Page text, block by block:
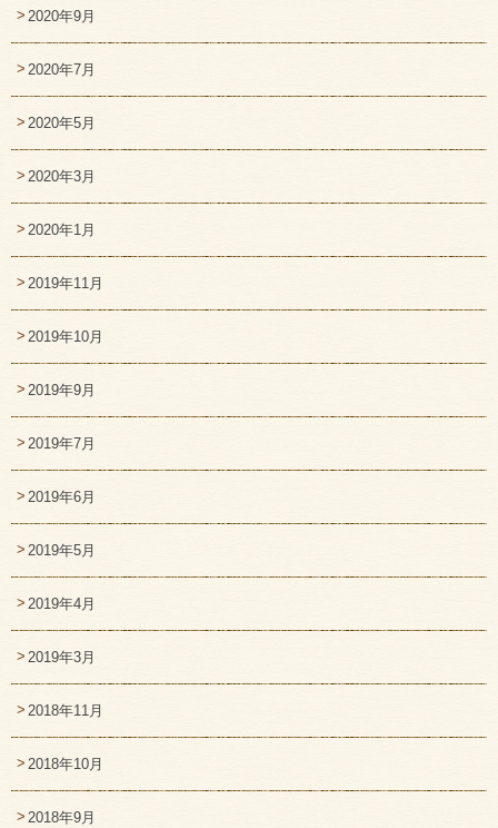
2020年9月
2020年7月
2020年5月
2020年3月
2020年1月
2019年11月
2019年10月
2019年9月
2019年7月
2019年6月
2019年5月
2019年4月
2019年3月
2018年11月
2018年10月
2018年9月